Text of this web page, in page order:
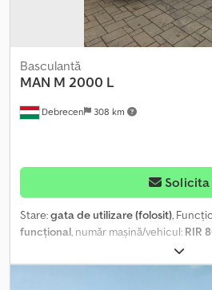
Debrecen 308 km
Basculantă
MAN M 2000 L
Solicita
Stare:gata de utilizare (folosit),
funcțional, număr mașină/vehicul: RIR
, tip
goală:7.320 kg, greutatea maximă de